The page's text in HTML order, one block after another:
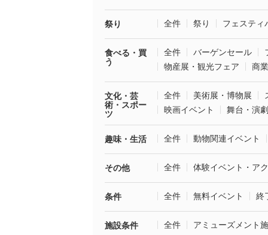
祭り 全件 祭り フェスティ
食べる・買
う
全件 バーゲンセール
物産展・観光フェア
商
文化・芸
術・スポー
ツ
全件 美術展・博物展
映画イベント
舞台・演劇
趣味・生活 全件 動物関連イベント
その他 全件 体験イベント・ア
条件 全件 無料イベント 終
施設条件 全件 アミューズメント